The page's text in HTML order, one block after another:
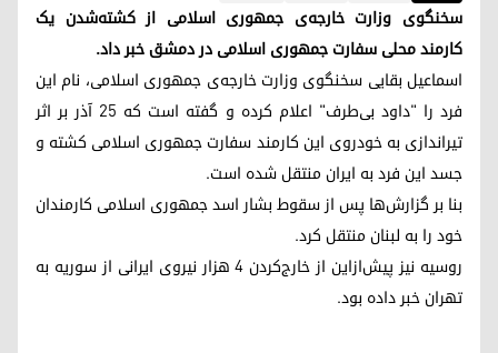
سخنگوی وزارت خارجه‌ی جمهوری اسلامی از کشته‌شدن یک
کارمند محلی سفارت جمهوری اسلامی در دمشق خبر داد.
اسماعیل بقایی سخنگوی وزارت خارجه‌ی جمهوری اسلامی، نام این
فرد را "داود بی‌طرف" اعلام کرده و گفته است که ۲۵ آذر بر اثر
تیراندازی به خودروی این کارمند سفارت جمهوری اسلامی کشته و
جسد این فرد به ایران منتقل شده است.
بنا بر گزارش‌ها پس از سقوط بشار اسد جمهوری اسلامی کارمندان
خود را به لبنان منتقل کرد.
روسیه نیز پیش‌ازاین از خارج‌کردن ۴ هزار نیروی ایرانی از سوریه به
تهران خبر داده بود.